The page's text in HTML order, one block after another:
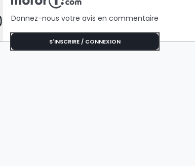
Donnez-nous votre avis en commentaire
S'INSCRIRE / CONNEXION